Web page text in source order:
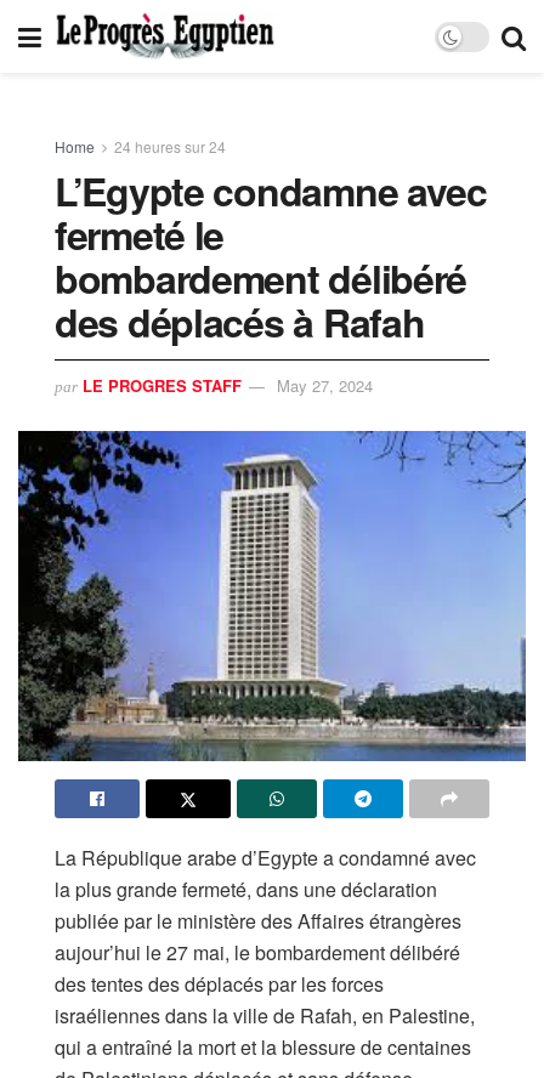
Home 24 heures sur 24
L’Egypte condamne avec
fermeté le
bombardement délibéré
des déplacés à Rafah
par LE PROGRES STAFF May 27, 2024
La République arabe d’Egypte a condamné avec
la plus grande fermeté, dans une déclaration
publiée par le ministère des Affaires étrangères
aujour’hui le 27 mai, le bombardement délibéré
des tentes des déplacés par les forces
israéliennes dans la ville de Rafah, en Palestine,
qui a entraîné la mort et la blessure de centaines